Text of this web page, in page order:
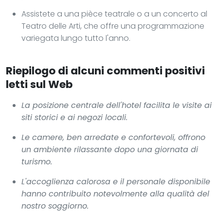
Assistete a una pièce teatrale o a un concerto al
Teatro delle Arti, che offre una programmazione
variegata lungo tutto l'anno.
Riepilogo di alcuni commenti positivi
letti sul Web
La posizione centrale dell'hotel facilita le visite ai
siti storici e ai negozi locali.
Le camere, ben arredate e confortevoli, offrono
un ambiente rilassante dopo una giornata di
turismo.
L'accoglienza calorosa e il personale disponibile
hanno contribuito notevolmente alla qualità del
nostro soggiorno.